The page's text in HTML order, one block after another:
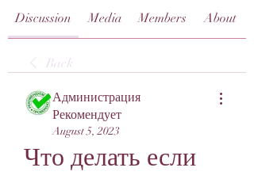
Discussion Media Members About
Back
Администрация
Рекомендует
August 5, 2023
Что делать если